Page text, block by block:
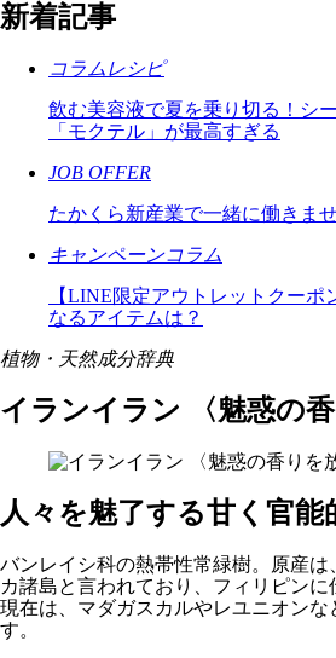
新着記事
コラムレシピ
飲む美容液で夏を乗り切る！シ
「モクテル」が最高すぎる
JOB OFFER
たかくら新産業で一緒に働きま
キャンペーンコラム
【LINE限定アウトレットクーポ
なるアイテムは？
植物・天然成分辞典
イランイラン 〈魅惑の香
人々を魅了する甘く官能
バンレイシ科の熱帯性常緑樹。原産は
カ諸島と言われており、フィリピンに
現在は、マダガスカルやレユニオンな
す。